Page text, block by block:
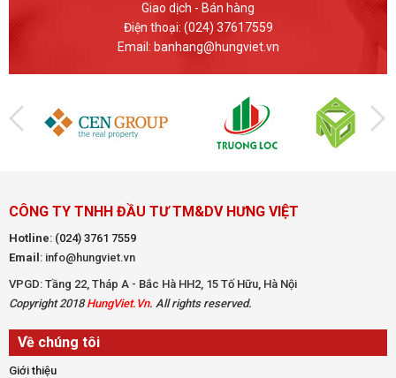
Giao dịch - Bán hàng
Điện thoại: (024) 37617559
Email: banhang@hungviet.vn
CÔNG TY TNHH ĐẦU TƯ TM&DV HƯNG VIỆT
Hotline: (024) 3761 7559
Email : info@hungviet.vn
VPGD: Tầng 22, Tháp A - Bắc Hà HH2, 15 Tố Hữu, Hà Nội
Copyright 2018HungViet.Vn. All rights reserved.
Về chúng tôi
Giới thiệu